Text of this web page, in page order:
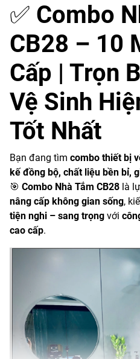
✅ Combo
CB28 – 10
Cấp | Trọn
Vệ Sinh
Tốt Nhất
Bạn đang tìm combo thiết bị
kế đồng bộ, chất liệu bền bỉ,
🎯 Combo Nhà Tắm CB28 là
nâng cấp không gian sống,
tiện nghi – sang trọng với
cao cấp.